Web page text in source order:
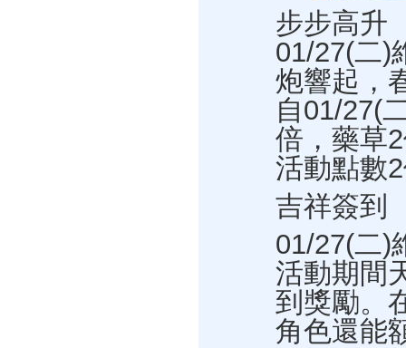
步步高升
01/27(二)
炮響起，
自01/27(
倍，藥草
活動點數
吉祥簽到
01/27(二)
活動期間
到獎勵。
角色還能